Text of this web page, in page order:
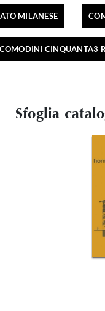
MILANESE
COMODINI CINQUANTA3
Sfoglia